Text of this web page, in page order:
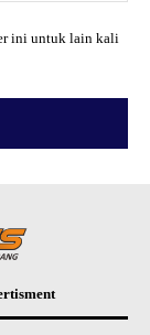
ini untuk lain kali